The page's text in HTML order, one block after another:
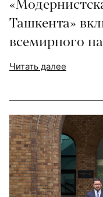
Ташкента»
всемирного
Читать далее